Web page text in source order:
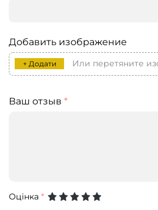
Добавить изображение
+ Додати Или перетяните
Ваш отзыв *
Оцінка *